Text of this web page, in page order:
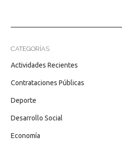
CATEGORÍAS
Actividades Recientes
Contrataciones Públicas
Deporte
Desarrollo Social
Economía